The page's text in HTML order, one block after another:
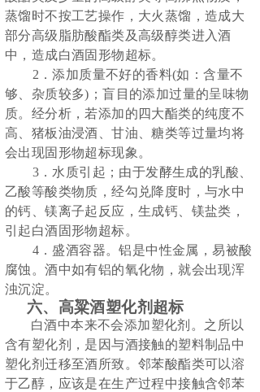
蒸馏时不按工艺操作，大火蒸馏，造成大
部分高级脂肪酸酯类及高级醇类进入酒
中，造成白酒固形物超标。
2．添加质量不好的香料(如：含量不
够、杂质较多)；盲目的添加过量的呈味物
质。经分析，若添加的四大酯类的纯度不
高、猪板油浸酒、甘油、糖类等过量均将
会出现固形物超标现象。
3． 水质引起；由于发酵生成的乳酸、
乙酸等酸类物质，经勾兑降度时，与水中
的钙、镁离子起反应，生成钙、镁盐类，
引起白酒固形物超标。
4． 盛酒容器。铝是中性金属，易被酸
腐蚀。酒中如有铝的氧化物，就会出现浑
浊沉淀。
六、 高粱酒塑化剂超标
白酒中本来不会添加塑化剂。之所以
含有塑化剂，是因与酒接触的塑料制品中
塑化剂迁移至酒所致。邻苯酸酯类可以溶
于乙醇，应该是在生产过程中接触含邻苯